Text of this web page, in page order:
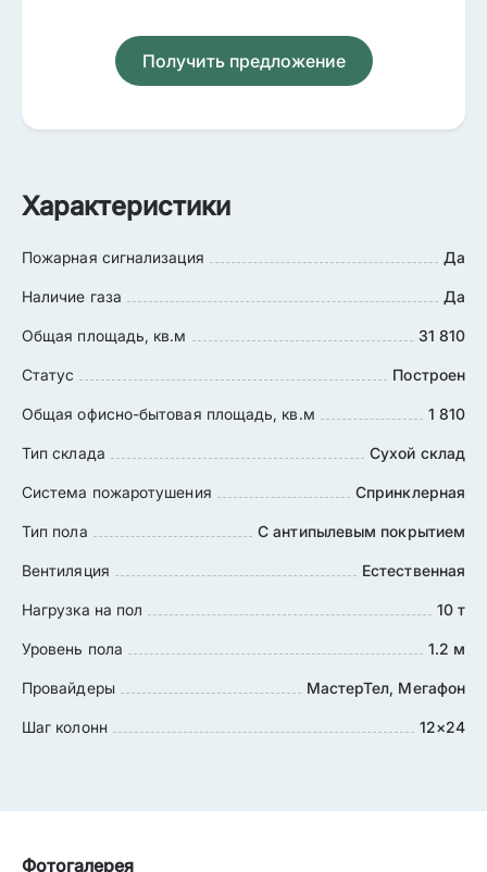
Получить предложение
Характеристики
Пожарная сигнализация Да
Наличие газа Да
Общая площадь, кв.м 31 810
Статус Построен
Общая офисно-бытовая площадь, кв.м 1 810
Тип склада Сухой склад
Система пожаротушения Спринклерная
Тип пола С антипылевым покрытием
Вентиляция Естественная
Нагрузка на пол 10 т
Уровень пола 1.2 м
Провайдеры МастерТел, Мегафон
Шаг колонн 12×24
Фотогалерея